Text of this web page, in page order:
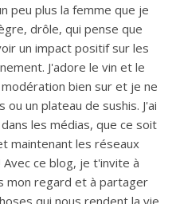
peu plus la femme que je
drôle, qui pense que
un impact positif sur les
J'adore le vin et le
bien sur et je ne
un plateau de sushis. J'ai
les médias, que ce soit
maintenant les réseaux
Avec ce blog, je t'invite à
mon regard et à partager
qui nous rendent la vie